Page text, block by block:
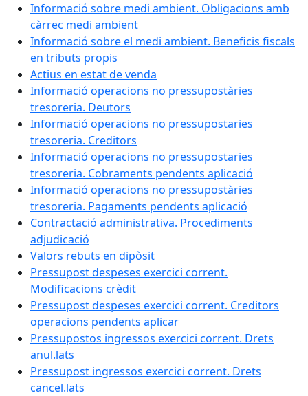
Informació sobre medi ambient. Obligacions amb
càrrec medi ambient
Informació sobre el medi ambient. Beneficis fiscals
en tributs propis
Actius en estat de venda
Informació operacions no pressupostàries
tresoreria. Deutors
Informació operacions no pressupostaries
tresoreria. Creditors
Informació operacions no pressupostaries
tresoreria. Cobraments pendents aplicació
Informació operacions no pressupostàries
tresoreria. Pagaments pendents aplicació
Contractació administrativa. Procediments
adjudicació
Valors rebuts en dipòsit
Pressupost despeses exercici corrent.
Modificacions crèdit
Pressupost despeses exercici corrent. Creditors
operacions pendents aplicar
Pressupostos ingressos exercici corrent. Drets
anul.lats
Pressupost ingressos exercici corrent. Drets
cancel.lats